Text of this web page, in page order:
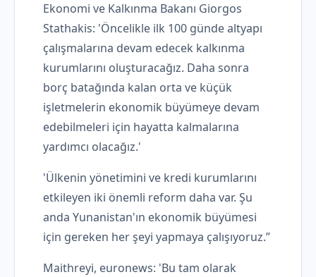
Ekonomi ve Kalkınma Bakanı Giorgos
Stathakis: 'Öncelikle ilk 100 günde altyapı
çalışmalarına devam edecek kalkınma
kurumlarını oluşturacağız. Daha sonra
borç batağında kalan orta ve küçük
işletmelerin ekonomik büyümeye devam
edebilmeleri için hayatta kalmalarına
yardımcı olacağız.'
'Ülkenin yönetimini ve kredi kurumlarını
etkileyen iki önemli reform daha var. Şu
anda Yunanistan'ın ekonomik büyümesi
için gereken her şeyi yapmaya çalışıyoruz.”
Maithreyi, euronews: 'Bu tam olarak